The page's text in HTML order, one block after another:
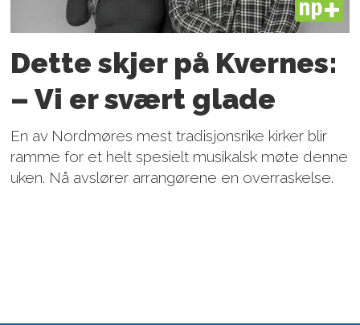
PLUS
Dette skjer på Kvernes:
– Vi er svært glade
En av Nordmøres mest tradisjonsrike kirker blir
ramme for et helt spesielt musikalsk møte denne
uken. Nå avslører arrangørene en overraskelse.